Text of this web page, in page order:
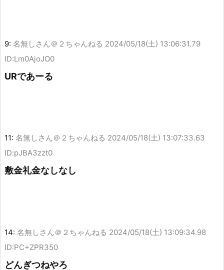
9: 名無しさん＠２ちゃんねる 2024/05/18(土) 13:06:31.79
ID:Lm0AjoJO0
URであーる
11: 名無しさん＠２ちゃんねる 2024/05/18(土) 13:07:33.63
ID:pJBA3zzt0
敷金礼金なしなし
14: 名無しさん＠２ちゃんねる 2024/05/18(土) 13:09:34.98
ID:PC+ZPR350
どんぎつねやろ